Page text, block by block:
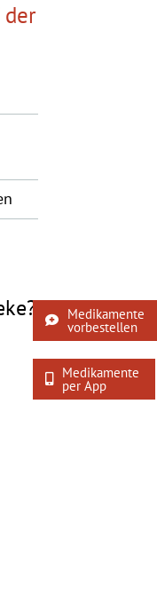
der
Medikamente
vorbestellen
Medikamente
per App